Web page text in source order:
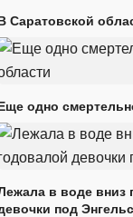
Саратовской
одно
в воде вниз
под